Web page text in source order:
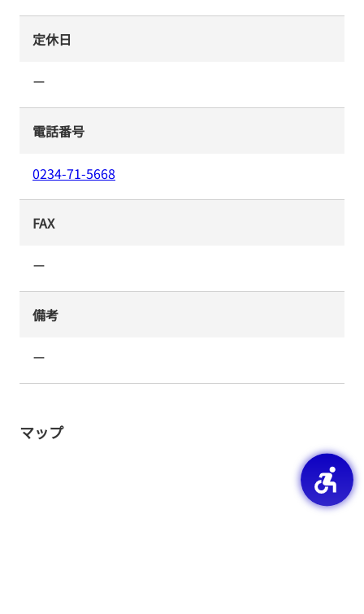
定休日
ー
電話番号
0234-71-5668
FAX
ー
備考
ー
マップ